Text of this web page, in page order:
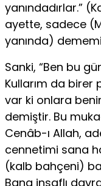
yanındadırlar.”
ayette, sadece
yanında)
Sanki, “Ben bu
Kullarım da
var ki onlara
demiştir. Bu
Cenâb-ı Allah,
cennetimi sana
(kalb bahçeni)
Bana insaflı